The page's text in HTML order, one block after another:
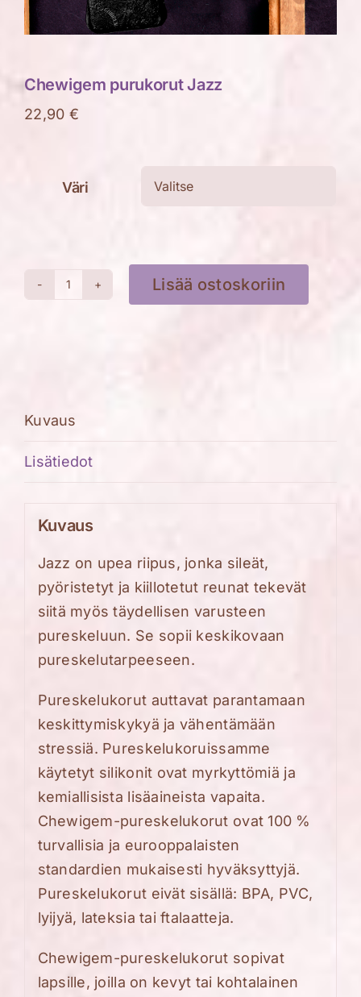
Chewigem purukorut Jazz
22,90 €
Väri
Lisää ostoskoriin
Kuvaus
Lisätiedot
Kuvaus
Jazz on upea riipus, jonka sileät,
pyöristetyt ja kiillotetut reunat tekevät
siitä myös täydellisen varusteen
pureskeluun. Se sopii keskikovaan
pureskelutarpeeseen.
Pureskelukorut auttavat parantamaan
keskittymiskykyä ja vähentämään
stressiä. Pureskelukoruissamme
käytetyt silikonit ovat myrkyttömiä ja
kemiallisista lisäaineista vapaita.
Chewigem-pureskelukorut ovat 100 %
turvallisia ja eurooppalaisten
standardien mukaisesti hyväksyttyjä.
Pureskelukorut eivät sisällä: BPA, PVC,
lyijyä, lateksia tai ftalaatteja.
Chewigem-pureskelukorut sopivat
lapsille, joilla on kevyt tai kohtalainen